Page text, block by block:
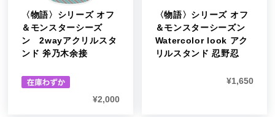
〈物語〉シリーズ オフ
＆モンスターシーズ
ン 2wayアクリルスタ
ンド 斧乃木余接
¥2,000
〈物語〉シリーズ オフ
＆モンスターシーズン
Watercolor look アク
リルスタンド 忍野忍
¥1,650